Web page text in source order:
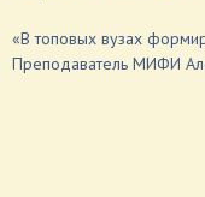
«В топовых вузах
Преподаватель МИФИ